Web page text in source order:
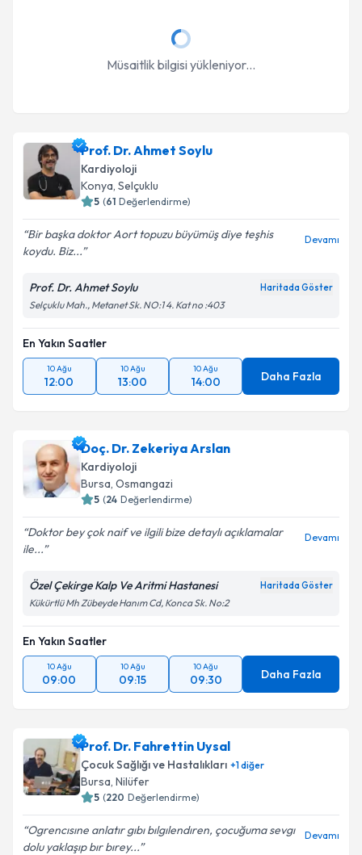
Müsaitlik bilgisi yükleniyor...
Prof. Dr. Ahmet Soylu
Kardiyoloji
Konya, Selçuklu
5 (61 Değerlendirme)
Bir başka doktor Aort topuzu büyümüş diye teşhis
koydu. Biz...
Devamı
Prof. Dr. Ahmet Soylu Haritada Göster
Selçuklu Mah., Metanet Sk. NO:1 4. Kat no :403
En Yakın Saatler
10 Ağu
12:00
10 Ağu
13:00
10 Ağu
14:00 Daha Fazla
Doç. Dr. Zekeriya Arslan
Kardiyoloji
Bursa, Osmangazi
5 (24 Değerlendirme)
Doktor bey çok naif ve ilgili bize detaylı açıklamalar
ile...
Devamı
Özel Çekirge Kalp Ve Aritmi Hastanesi Haritada Göster
Kükürtlü Mh Zübeyde Hanım Cd, Konca Sk. No:2
En Yakın Saatler
10 Ağu
09:00
10 Ağu
09:15
10 Ağu
09:30 Daha Fazla
Prof. Dr. Fahrettin Uysal
Çocuk Sağlığı ve Hastalıkları +1diğer
Bursa, Nilüfer
5 (220 Değerlendirme)
Ogrencısıne anlatır gıbı bılgılendıren, çocuğuma sevgı
dolu yaklaşıp bır bırey...
Devamı